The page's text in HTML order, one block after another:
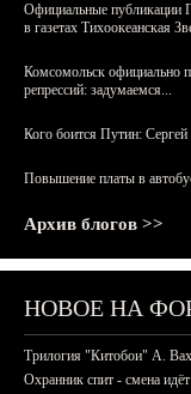
Официальные публикации
в газетах Тихоокеанская
Комсомольск официально
репрессий: задумаемся...
Кого боится Путин:
Повышение платы в
Архив блогов >>
НОВОЕ НА
Трилогия "Китобои" А.
Охранник спит - смена идёт